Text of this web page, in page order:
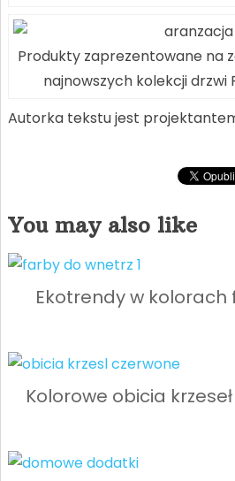
Produkty zaprezentowane na
najnowszych kolekcji drzwi
Autorka tekstu jest
You may also like
Ekotrendy w
Kolorowe obicia